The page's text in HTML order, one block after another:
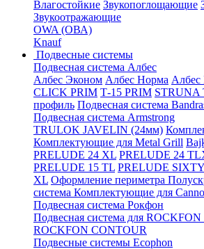
Влагостойкие Звукопоглощающие
Звукоотражающие
OWA (ОВА)
Knauf
Подвесные системы
Подвесная система Албес
Албес Эконом Албес Норма Албес
CLICK PRIM Т-15 PRIM STRUNA
профиль Подвесная система
Подвесная система Armstrong
TRULOK JAVELIN (24мм)
Комплектующие для Metal Grill
PRELUDE 24 XL PRELUDE 24
PRELUDE 15 TL PRELUDE
XL Оформление периметра
система Комплектующие для
Подвесная система Рокфон
Подвесная система для
ROCKFON CONTOUR
Подвесные системы Ecophon